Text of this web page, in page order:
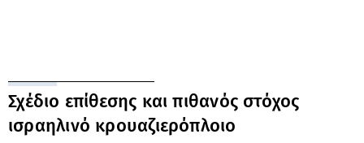
Σχέδιο επίθεσης και πιθανός στόχος
ισραηλινό κρουαζιερόπλοιο